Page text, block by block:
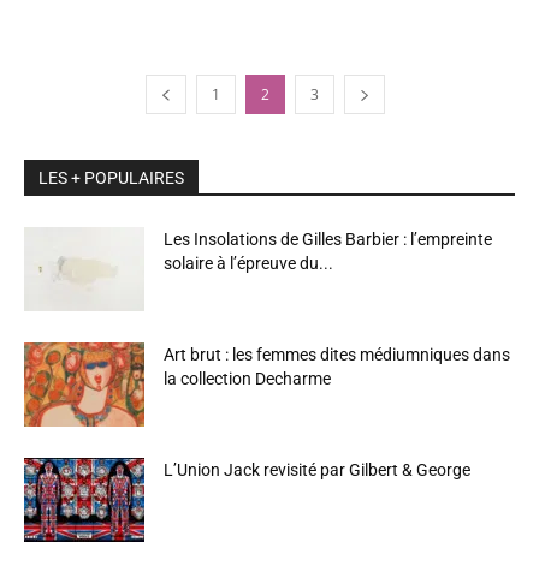
1 2 3
LES + POPULAIRES
Les Insolations de Gilles Barbier : l’empreinte
solaire à l’épreuve du...
Art brut : les femmes dites médiumniques dans
la collection Decharme
L’Union Jack revisité par Gilbert & George